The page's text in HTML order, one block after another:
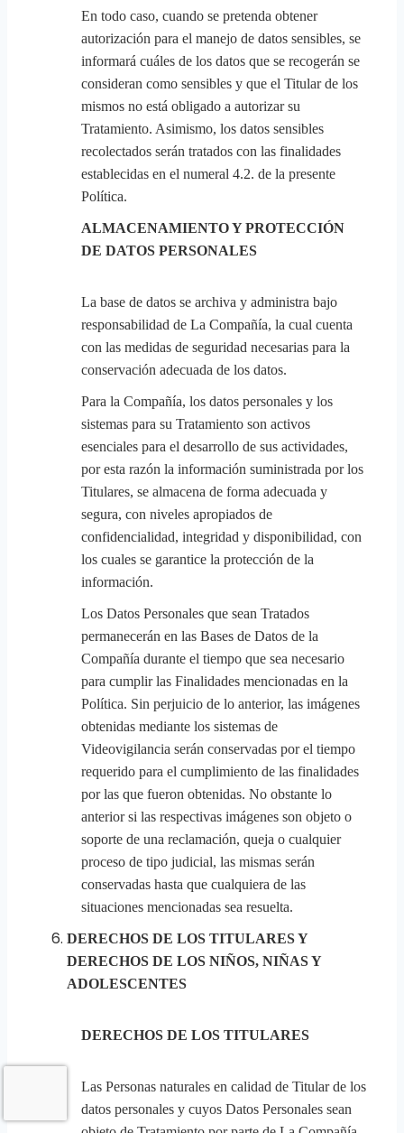
En todo caso, cuando se pretenda obtener
autorización para el manejo de datos sensibles, se
informará cuáles de los datos que se recogerán se
consideran como sensibles y que el Titular de los
mismos no está obligado a autorizar su
Tratamiento. Asimismo, los datos sensibles
recolectados serán tratados con las finalidades
establecidas en el numeral 4.2. de la presente
Política.
ALMACENAMIENTO Y PROTECCIÓN
DE DATOS PERSONALES
La base de datos se archiva y administra bajo
responsabilidad de La Compañía, la cual cuenta
con las medidas de seguridad necesarias para la
conservación adecuada de los datos.
Para la Compañía, los datos personales y los
sistemas para su Tratamiento son activos
esenciales para el desarrollo de sus actividades,
por esta razón la información suministrada por los
Titulares, se almacena de forma adecuada y
segura, con niveles apropiados de
confidencialidad, integridad y disponibilidad, con
los cuales se garantice la protección de la
información.
Los Datos Personales que sean Tratados
permanecerán en las Bases de Datos de la
Compañía durante el tiempo que sea necesario
para cumplir las Finalidades mencionadas en la
Política. Sin perjuicio de lo anterior, las imágenes
obtenidas mediante los sistemas de
Videovigilancia serán conservadas por el tiempo
requerido para el cumplimiento de las finalidades
por las que fueron obtenidas. No obstante lo
anterior si las respectivas imágenes son objeto o
soporte de una reclamación, queja o cualquier
proceso de tipo judicial, las mismas serán
conservadas hasta que cualquiera de las
situaciones mencionadas sea resuelta.
DERECHOS DE LOS TITULARES Y
DERECHOS DE LOS NIÑOS, NIÑAS Y
ADOLESCENTES
DERECHOS DE LOS TITULARES
Las Personas naturales en calidad de Titular de los
datos personales y cuyos Datos Personales sean